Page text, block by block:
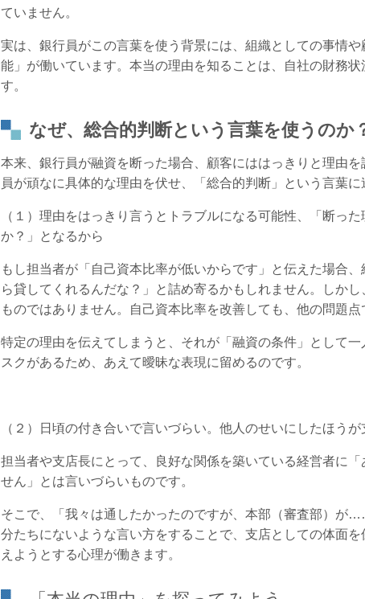
ていません。
実は、銀行員がこの言葉を使う背景には、組織としての事情
能」が働いています。本当の理由を知ることは、自社の財務
す。
なぜ、総合的判断という言葉を使うのか
本来、銀行員が融資を断った場合、顧客にははっきりと理由
員が頑なに具体的な理由を伏せ、「総合的判断」という言葉に
（１）理由をはっきり言うとトラブルになる可能性、「断っ
か？」となるから
もし担当者が「自己資本比率が低いからです」と伝えた場合
ら貸してくれるんだな？」と詰め寄るかもしれません。しか
ものではありません。自己資本比率を改善しても、他の問題点
特定の理由を伝えてしまうと、それが「融資の条件」として
スクがあるため、あえて曖昧な表現に留めるのです。
（２）日頃の付き合いで言いづらい。他人のせいにしたほう
担当者や支店長にとって、良好な関係を築いている経営者に
せん」とは言いづらいものです。
そこで、「我々は通したかったのですが、本部（審査部）
分たちにないような言い方をすることで、支店としての体面
えようとする心理が働きます。